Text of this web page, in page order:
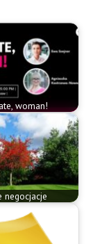
woman!
negocjacje